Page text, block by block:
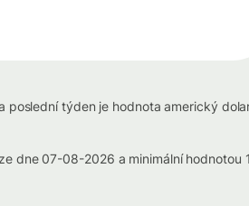
poslední týden je hodnota americký
dne 07-08-2026 a minimální hodnotou